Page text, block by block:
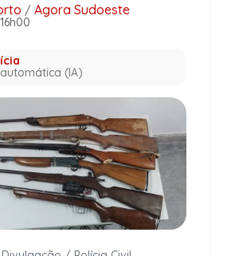
/ Agora Sudoeste
(IA)